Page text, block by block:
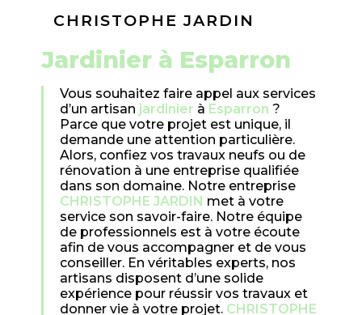
CHRISTOPHE JARDIN
jardinier à Esparron
Vous souhaitez faire appel aux services
d’un artisan jardinier à Esparron ?
Parce que votre projet est unique, il
demande une attention particulière.
Alors, confiez vos travaux neufs ou de
rénovation à une entreprise qualifiée
dans son domaine. Notre entreprise
CHRISTOPHE JARDIN met à votre
service son savoir-faire. Notre équipe
de professionnels est à votre écoute
afin de vous accompagner et de vous
conseiller. En véritables experts, nos
artisans disposent d’une solide
expérience pour réussir vos travaux et
donner vie à votre projet. CHRISTOPHE